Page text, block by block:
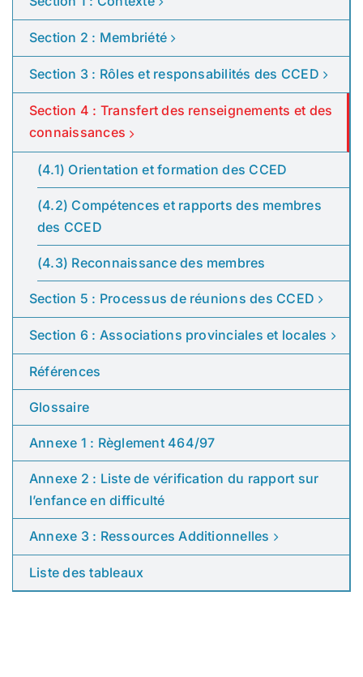
Section 2 : Membriété
Section 3 : Rôles et responsabilités des CCED
Section 4 : Transfert des renseignements et des
connaissances
(4.1) Orientation et formation des CCED
(4.2) Compétences et rapports des membres
des CCED
(4.3) Reconnaissance des membres
Section 5 : Processus de réunions des CCED
Section 6 : Associations provinciales et locales
Références
Glossaire
Annexe 1 : Règlement 464/97
Annexe 2 : Liste de vérification du rapport sur
l’enfance en difficulté
Annexe 3 : Ressources Additionnelles
Liste des tableaux